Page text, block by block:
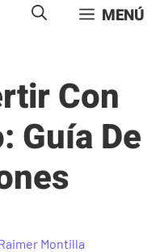
MENÚ
Con
Guía De
Montilla